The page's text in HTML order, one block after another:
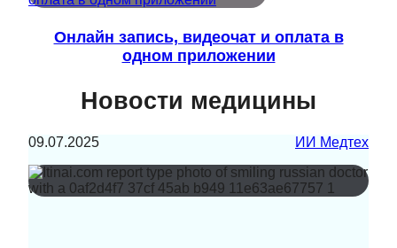
Онлайн запись, видеочат и оплата в
одном приложении
Новости медицины
09.07.2025 ИИ Медтех